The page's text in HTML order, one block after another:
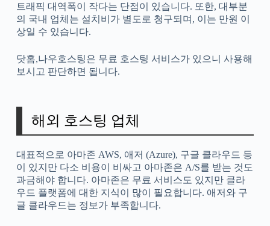
트래픽 대역폭이 작다는 단점이 있습니다. 또한, 대부분
의 국내 업체는 설치비가 별도로 청구되며, 이는 만원 이
상일 수 있습니다.
닷홈,나우호스팅은 무료 호스팅 서비스가 있으니 사용해
보시고 판단하면 됩니다.
해외 호스팅 업체
대표적으로 아마존 AWS, 애저 (Azure), 구글 클라우드 등
이 있지만 다소 비용이 비싸고 아마존은 A/S를 받는 것도
과금해야 합니다. 아마존은 무료 서비스도 있지만 클라
우드 플랫폼에 대한 지식이 많이 필요합니다. 애저와 구
글 클라우드는 정보가 부족합니다.